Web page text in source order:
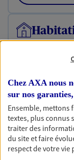
Votre
contrat Ma
protégeant ce
Découvrir l'offre
Bricoleuse, féru
Chez AXA nous
sur nos
Ensemble, mettons
textes, plus connus
traiter des
du site et faire
respect de votre vie